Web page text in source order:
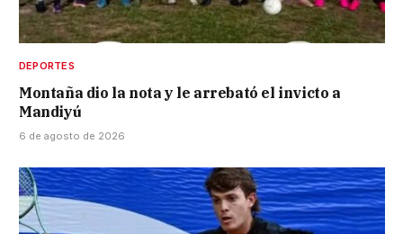
DEPORTES
Montaña dio la nota y le arrebató el invicto a
Mandiyú
6 de agosto de 2026